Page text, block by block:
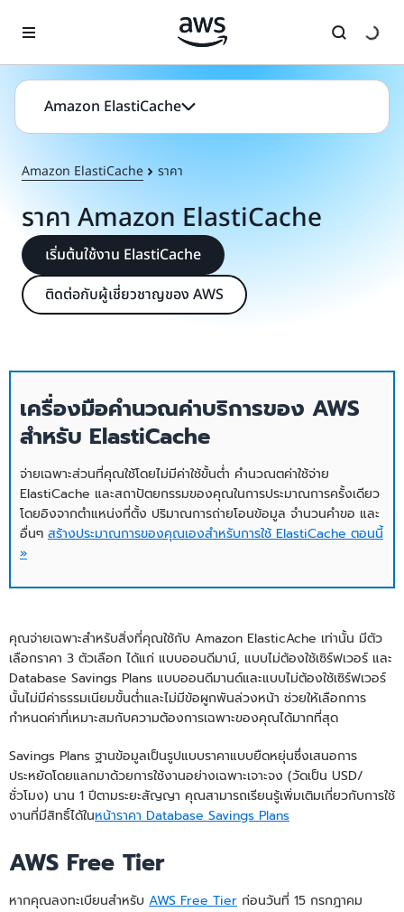
Amazon ElastiCache
Amazon ElastiCache ราคา
ราคา Amazon ElastiCache
เริ่มต้นใช้งาน ElastiCache
ติดต่อกับผู้เชี่ยวชาญของ AWS
เครื่องมือคำนวณค่าบริการของ AWS
สําหรับ ElastiCache
จ่ายเฉพาะส่วนที่คุณใช้โดยไม่มีค่าใช้ขั้นต่ำ คำนวณตค่าใช้จ่าย
ElastiCache และสถาปัตยกรรมของคุณในการประมาณการครั้งเดียว
โดยอิงจากตำแหน่งที่ตั้ง ปริมาณการถ่ายโอนข้อมูล จำนวนคำขอ และ
อื่นๆ สร้างประมาณการของคุณเองสำหรับการใช้ ElastiCache ตอนนี้
»
คุณจ่ายเฉพาะสำหรับสิ่งที่คุณใช้กับ Amazon ElasticAche เท่านั้น มีตัว
เลือกราคา 3 ตัวเลือก ได้แก่ แบบออนดีมาน์, แบบไม่ต้องใช้เซิร์ฟเวอร์ และ
Database Savings Plans แบบออนดีมานด์และแบบไม่ต้องใช้เซิร์ฟเวอร์
นั้นไม่มีค่าธรรมเนียมขั้นต่ำและไม่มีข้อผูกพันล่วงหน้า ช่วยให้เลือกการ
กำหนดค่าที่เหมาะสมกับความต้องการเฉพาะของคุณได้มากที่สุด
Savings Plans ฐานข้อมูลเป็นรูปแบบราคาแบบยืดหยุ่นซึ่งเสนอการ
ประหยัดโดยแลกมาด้วยการใช้งานอย่างเฉพาะเจาะจง (วัดเป็น USD/
ชั่วโมง) นาน 1 ปีตามระยะสัญญา คุณสามารถเรียนรู้เพิ่มเติมเกี่ยวกับการใช้
งานที่มีสิทธิ์ได้ในหน้าราคา Database Savings Plans
AWS Free Tier
หากคุณลงทะเบียนสำหรับ AWS Free Tier ก่อนวันที่ 15 กรกฎาคม